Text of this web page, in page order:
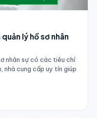
lý hồ sơ nhân
nhân sự có các tiêu chí:
nhà cung cấp uy tín giúp